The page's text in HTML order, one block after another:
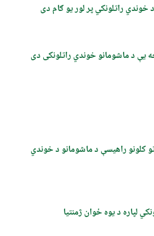
راتلونکي پر لور یو ګام دی
یې د ماشومانو خوندي راتلونکی دی
کلونو راهیسې د ماشومانو د خوندي
لپاره د یوه ځوان ژمنتیا